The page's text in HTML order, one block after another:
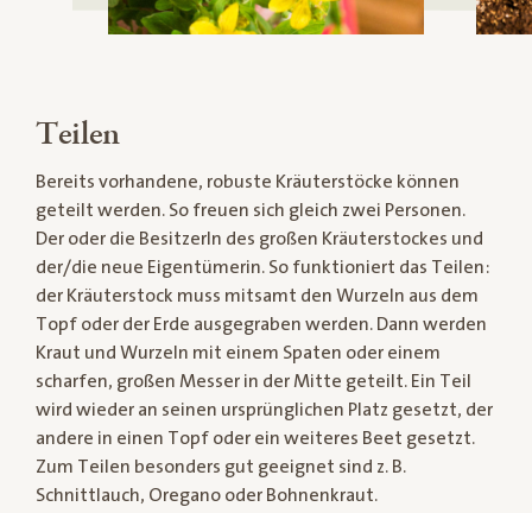
Teilen
Bereits vorhandene, robuste Kräuterstöcke können
geteilt werden. So freuen sich gleich zwei Personen.
Der oder die BesitzerIn des großen Kräuterstockes und
der/die neue Eigentümerin. So funktioniert das Teilen:
der Kräuterstock muss mitsamt den Wurzeln aus dem
Topf oder der Erde ausgegraben werden. Dann werden
Kraut und Wurzeln mit einem Spaten oder einem
scharfen, großen Messer in der Mitte geteilt. Ein Teil
wird wieder an seinen ursprünglichen Platz gesetzt, der
andere in einen Topf oder ein weiteres Beet gesetzt.
Zum Teilen besonders gut geeignet sind z. B.
Schnittlauch, Oregano oder Bohnenkraut.